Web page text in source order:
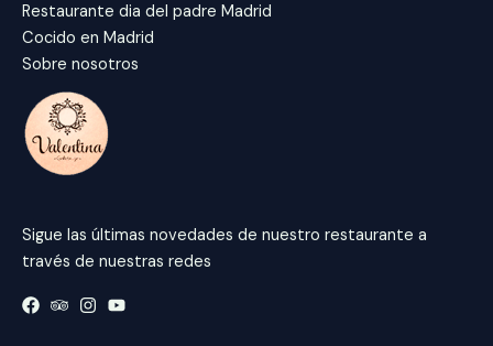
Restaurante dia del padre Madrid
Cocido en Madrid
Sobre nosotros
Sigue las últimas novedades de nuestro restaurante a
través de nuestras redes